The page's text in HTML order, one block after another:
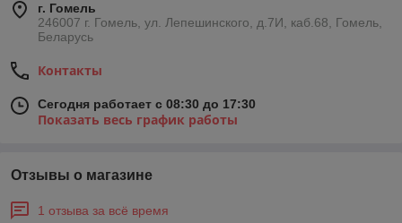
г. Гомель
246007 г. Гомель, ул. Лепешинского, д.7И, каб.68, Гомель,
Беларусь
Контакты
Сегодня работает с 08:30 до 17:30
Показать весь график работы
Отзывы о магазине
1 отзыва за всё время